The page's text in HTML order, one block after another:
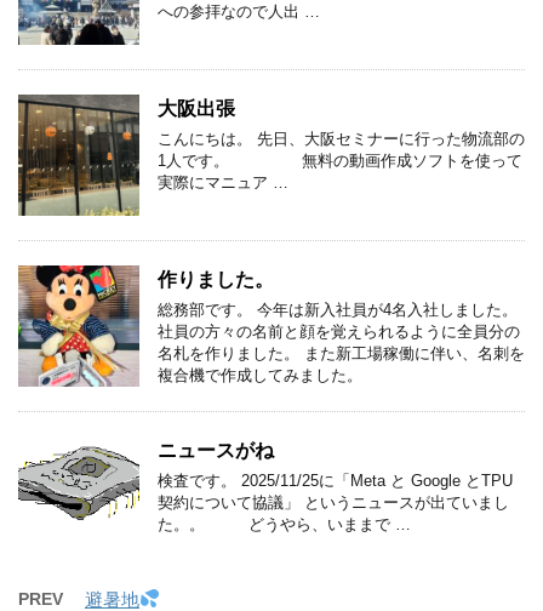
への参拝なので人出 …
大阪出張
こんにちは。 先日、大阪セミナーに行った物流部の
1人です。 無料の動画作成ソフトを使って
実際にマニュア …
作りました。
総務部です。 今年は新入社員が4名入社しました。
社員の方々の名前と顔を覚えられるように全員分の
名札を作りました。 また新工場稼働に伴い、名刺を
複合機で作成してみました。
ニュースがね
検査です。 2025/11/25に「Meta と Google とTPU
契約について協議」 というニュースが出ていまし
た。。 どうやら、いままで …
PREV 避暑地